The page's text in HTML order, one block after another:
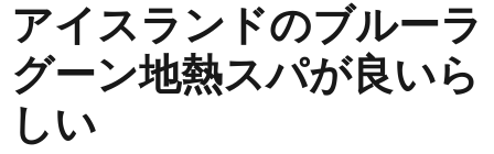
仮想通貨
スマートフォン
アイスランドのブルーラ
グーン地熱スパが良いら
しい